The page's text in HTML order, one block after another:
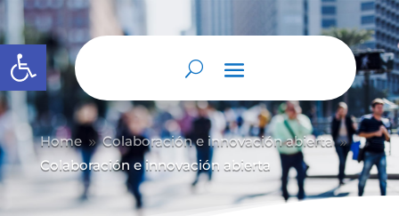
Abrir barra de herramientas
Home 9 Colaboración e innovación abierta 9
Colaboración e innovación abierta